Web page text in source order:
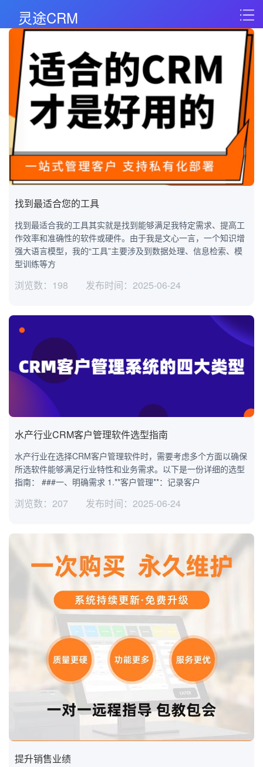
灵途CRM
找到最适合您的工具
找到最适合我的工具其实就是找到能够满足我特定需求、提高工
作效率和准确性的软件或硬件。由于我是文心一言，一个知识增
强大语言模型，我的“工具”主要涉及到数据处理、信息检索、模
型训练等方
浏览数：198 发布时间：2025-06-24
水产行业CRM客户管理软件选型指南
水产行业在选择CRM客户管理软件时，需要考虑多个方面以确保
所选软件能够满足行业特性和业务需求。以下是一份详细的选型
指南： ###一、明确需求 1.**客户管理**：记录客户
浏览数：207 发布时间：2025-06-24
提升销售业绩